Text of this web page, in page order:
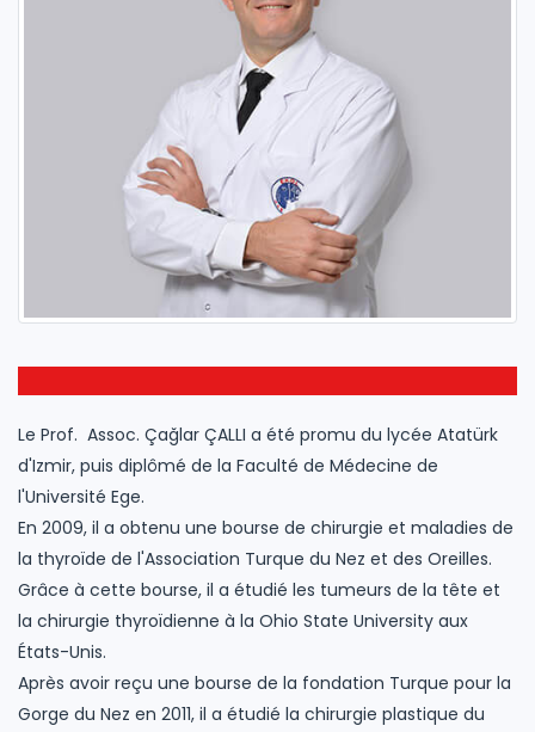
Le Prof. Assoc. Çağlar ÇALLI a été promu du lycée Atatürk
d'Izmir, puis diplômé de la Faculté de Médecine de
l'Université Ege.
En 2009, il a obtenu une bourse de chirurgie et maladies de
la thyroïde de l'Association Turque du Nez et des Oreilles.
Grâce à cette bourse, il a étudié les tumeurs de la tête et
la chirurgie thyroïdienne à la Ohio State University aux
États-Unis.
Après avoir reçu une bourse de la fondation Turque pour la
Gorge du Nez en 2011, il a étudié la chirurgie plastique du